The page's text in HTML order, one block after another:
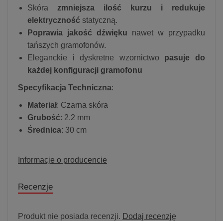
Skóra zmniejsza ilość kurzu i redukuje
elektryczność statyczną.
Poprawia jakość dźwięku nawet w przypadku
tańszych gramofonów.
Eleganckie i dyskretne wzornictwo pasuje do
każdej konfiguracji gramofonu
Specyfikacja Techniczna:
Materiał: Czarna skóra
Grubość: 2.2 mm
Średnica: 30 cm
Informacje o producencie
Recenzje
Produkt nie posiada recenzji. Dodaj recenzję